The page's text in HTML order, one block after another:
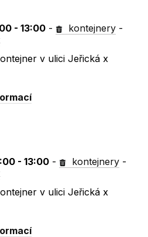
- 13:00 - kontejnery -
v ulici Jeřická x
- 13:00 - kontejnery -
v ulici Jeřická x